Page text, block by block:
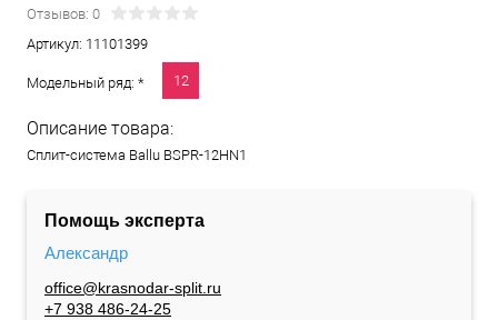
Отзывов: 0
Артикул: 11101399
Модельный ряд: * 12
Описание товара:
Сплит-система Ballu BSPR-12HN1
Помощь эксперта
Александр
office@krasnodar-split.ru
+7 938 486-24-25